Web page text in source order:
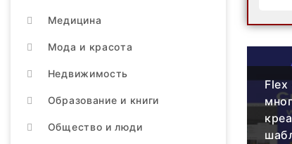
Медицина
Мода и красота
Недвижимость
Образование и книги
Общество и люди
Flex